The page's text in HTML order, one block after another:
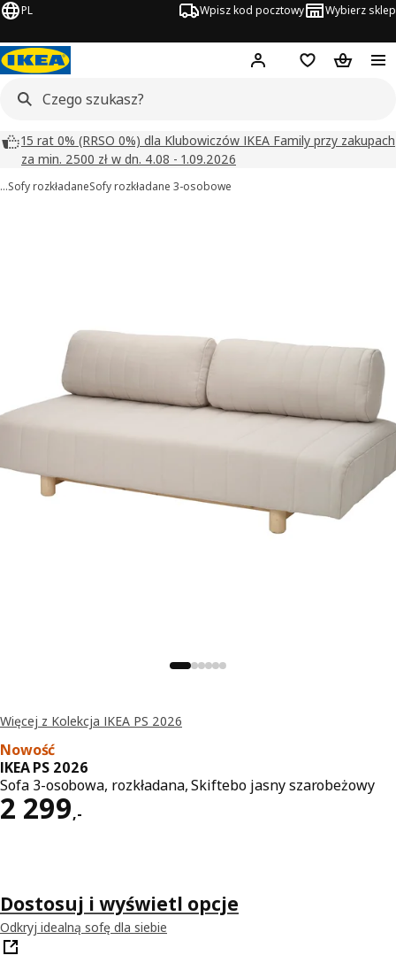
PL Wpisz kod pocztowy Wybierz sklep
Hej! Zaloguj się
Lista zakupowa
Koszyk
15 rat 0% (RRSO 0%) dla Klubowiczów IKEA Family przy zakupach
za min. 2500 zł w dn. 4.08 - 1.09.2026
…Sofy rozkładaneSofy rozkładane 3-osobowe
Więcej z Kolekcja IKEA PS 2026
Nowość
IKEA PS 2026
Sofa 3-osobowa, rozkładana, Skiftebo jasny szarobeżowy
2 299,-
Cena 2299,-
Dostosuj i wyświetl opcje
Odkryj idealną sofę dla siebie